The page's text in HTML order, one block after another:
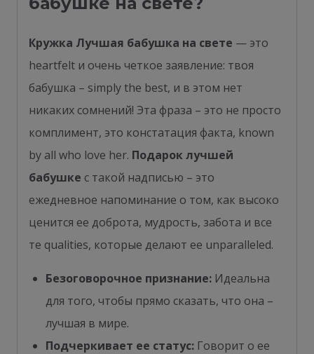
Кружка Лучшая бабушка на свете — это
heartfelt и очень четкое заявление: твоя
бабушка – simply the best, и в этом нет
никаких сомнений! Эта фраза – это не просто
комплимент, это констатация факта, known
by all who love her. Подарок лучшей
бабушке с такой надписью – это
ежедневное напоминание о том, как высоко
ценится ее доброта, мудрость, забота и все
те qualities, которые делают ее unparalleled.
Безоговорочное признание: Идеальна
для того, чтобы прямо сказать, что она –
лучшая в мире.
Подчеркивает ее статус: Говорит о ее